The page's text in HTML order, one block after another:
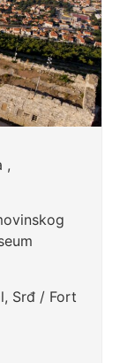
,
Srđ / Fort